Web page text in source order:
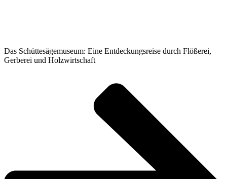
Das Schüttesägemuseum: Eine Entdeckungsreise durch Flößerei,
Gerberei und Holzwirtschaft